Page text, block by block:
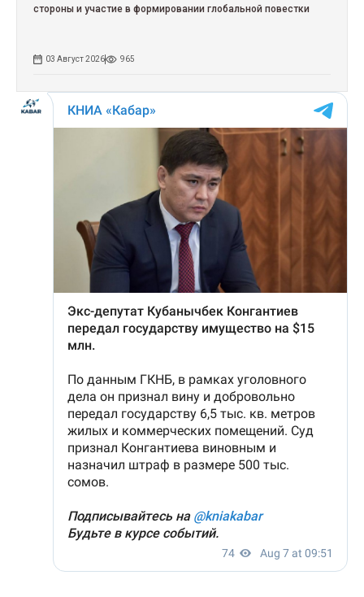
стороны и участие в формировании глобальной повестки
03 Август 2026 965